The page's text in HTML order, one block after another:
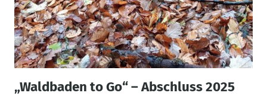
„Waldbaden to Go“ – Abschluss 2025